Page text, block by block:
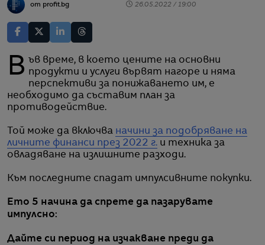
от profit.bg 26.05.2022 / 19:00
Във време, в което цените на основни продукти и услуги вървят нагоре и няма
перспективи за понижаването им, е
необходимо да съставим план за
противодействие.
Той може да включва начини за подобряване на
личните финанси през 2022 г. и техника за
овладяване на излишните разходи.
Към последните спадат импулсивните покупки.
Ето 5 начина да спрете да пазарувате
импулсно:
Дайте си период на изчакване преди да